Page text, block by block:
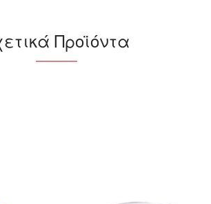
Προϊόντα